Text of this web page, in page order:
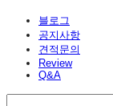
블로그
공지사항
견적문의
Review
Q&A